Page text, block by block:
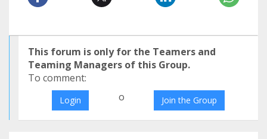
This forum is only for the Teamers and
Teaming Managers of this Group.
To comment:
Login o Join the Group